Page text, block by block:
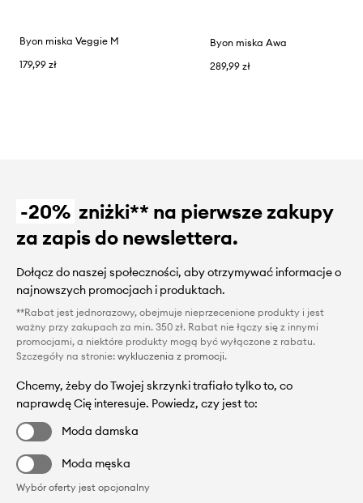
Byon miska Veggie M
179,99 zł
Byon miska Awa
289,99 zł
-20% zniżki** na pierwsze zakupy
za zapis do newslettera.
Dołącz do naszej społeczności, aby otrzymywać informacje o
najnowszych promocjach i produktach.
**Rabat jest jednorazowy, obejmuje nieprzecenione produkty i jest
ważny przy zakupach za min. 350 zł. Rabat nie łączy się z innymi
promocjami, a niektóre produkty mogą być wyłączone z rabatu.
Szczegóły na stronie: wykluczenia z promocji.
Chcemy, żeby do Twojej skrzynki trafiało tylko to, co
naprawdę Cię interesuje. Powiedz, czy jest to:
Moda damska
Moda męska
Wybór oferty jest opcjonalny